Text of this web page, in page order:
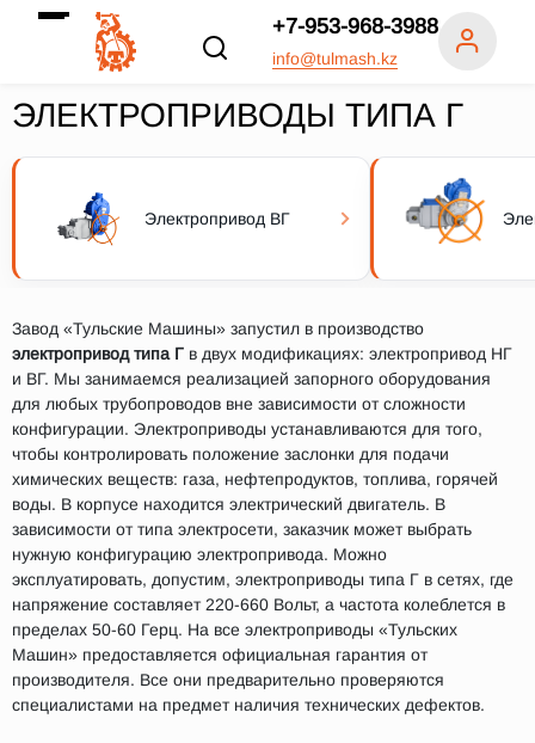
+7-953-968-3988
info@tulmash.kz
ЭЛЕКТРОПРИВОДЫ ТИПА Г
Электропривод ВГ
Завод «Тульские Машины» запустил в производство
электропривод типа Г в двух модификациях: электропривод НГ
и ВГ. Мы занимаемся реализацией запорного оборудования
для любых трубопроводов вне зависимости от сложности
конфигурации. Электроприводы устанавливаются для того,
чтобы контролировать положение заслонки для подачи
химических веществ: газа, нефтепродуктов, топлива, горячей
воды. В корпусе находится электрический двигатель. В
зависимости от типа электросети, заказчик может выбрать
нужную конфигурацию электропривода. Можно
эксплуатировать, допустим, электроприводы типа Г в сетях, где
напряжение составляет 220-660 Вольт, а частота колеблется в
пределах 50-60 Герц. На все электроприводы «Тульских
Машин» предоставляется официальная гарантия от
производителя. Все они предварительно проверяются
специалистами на предмет наличия технических дефектов.